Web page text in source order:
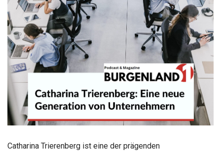
Catharina Trierenberg ist eine der prägenden